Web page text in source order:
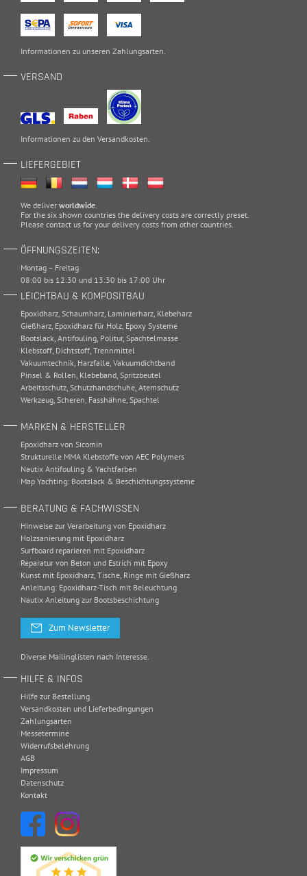
Informationen zu unseren Zahlungsarten
VERSAND
Informationen zu den Versandkosten
LIEFERGEBIET
We deliver worldwide
For the six shown countries the delivery costs are correctly preset.
Please contact us for your delivery costs from other countries.
ÖFFNUNGSZEITEN:
Montag – Freitag
08:00 bis 12:30 und 13:30 bis 17:00 Uhr
LEICHTBAU & KOMPOSITBAU
Epoxidharz Schaumharz Laminierharz Klebeharz
Gießharz Epoxidharz für Holz Epoxy Systeme
Bootslack Antifouling Politur, Spachtelmasse
Klebstoff Dichtstoff Trennmittel
Vakuumtechnik Harzfalle Vakuumdichtband
Pinsel & Rollen Klebeband Spritzbeutel
Arbeitsschutz Schutzhandschuhe Atemschutz
Werkzeug Scheren Fasshähne Spachtel
MARKEN & HERSTELLER
Epoxidharz von Sicomin
Strukturelle MMA Klebstoffe von AEC Polymers
Nautix Antifouling & Yachtfarben
Map Yachting: Bootslack & Beschichtungssysteme
BERATUNG & FACHWISSEN
Hinweise zur Verarbeitung von Epoxidharz
Holzsanierung mit Epoxidharz
Surfboard reparieren mit Epoxidharz
Reparatur von Beton und Estrich mit Epoxy
Kunst mit Epoxidharz, Tische, Ringe mit Gießharz
Anleitung: Epoxidharz-Tisch mit Beleuchtung
Nautix Anleitung zur Bootsbeschichtung
Zum Newsletter
Diverse Mailinglisten nach Interesse.
HILFE & INFOS
Hilfe zur Bestellung
Versandkosten und Lieferbedingungen
Zahlungsarten
Messetermine
Widerrufsbelehrung
AGB
Impressum
Datenschutz
Kontakt